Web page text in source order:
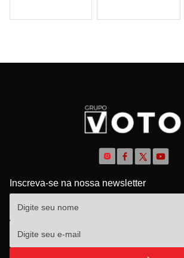
Inscreva-se na nossa newsletter